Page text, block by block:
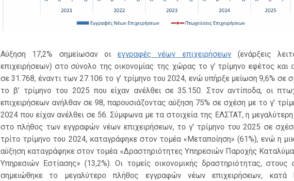
Αύξηση 17,2% σημείωσαν οι εγγραφές νέων επιχειρήσεων(ενάρξεις
επιχειρήσεων) στο σύνολο της οικονομίας της χώρας το γ’ τρίμηνο εφέτος και
σε 31.768, έναντι των 27.106 το γ’ τρίμηνο του 2024, ενώ υπήρξε μείωση 9,6% σε
το β’ τρίμηνο του 2025 που είχαν ανέλθει σε 35.150. Στον αντίποδα, οι
επιχειρήσεων ανήλθαν σε 98, παρουσιάζοντας αύξηση 75% σε σχέση με το γ’
2024 που είχαν ανέλθει σε 56. Σύμφωνα με τα στοιχεία της ΕΛΣΤΑΤ, η
στο πλήθος των εγγραφών νέων επιχειρήσεων, το γ’ τρίμηνο του 2025 σε
τρίτο τρίμηνο του 2024, καταγράφηκε στον τομέα «Μεταποίηση» (61%), ενώ η
αύξηση καταγράφηκε στον τομέα «Δραστηριότητες Υπηρεσιών Παροχής
Υπηρεσιών Εστίασης» (13,2%). Οι τομείς οικονομικής δραστηριότητας, στους
σημειώθηκε το μεγαλύτερο πλήθος εγγραφών νέων επιχειρήσεων, κατά